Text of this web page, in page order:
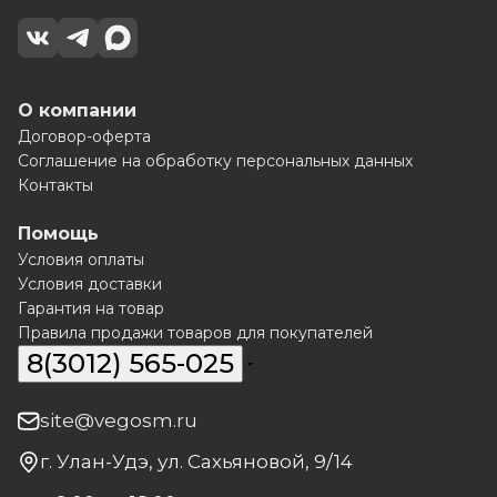
О компании
Договор-оферта
Соглашение на обработку персональных данных
Контакты
Помощь
Условия оплаты
Условия доставки
Гарантия на товар
Правила продажи товаров для покупателей
8(3012) 565-025
site@vegosm.ru
г. Улан-Удэ, ул. Сахьяновой, 9/14